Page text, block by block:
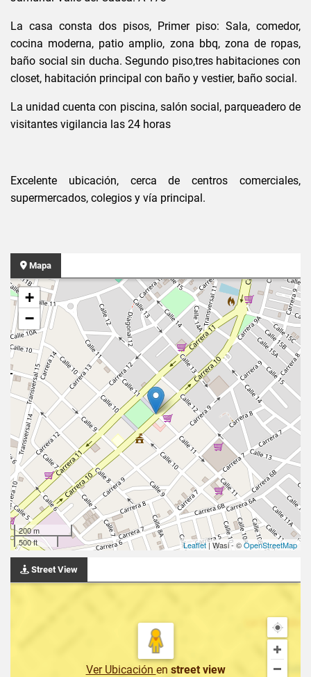
La casa consta dos pisos, Primer piso: Sala, comedor,
cocina moderna, patio amplio, zona bbq, zona de ropas,
baño social sin ducha. Segundo piso,tres habitaciones con
closet, habitación principal con baño y vestier, baño social.
La unidad cuenta con piscina, salón social, parqueadero de
visitantes vigilancia las 24 horas
Excelente ubicación, cerca de centros comerciales,
supermercados, colegios y vía principal.
Mapa
+
−
200 m
500 ft
Leaflet| Wasi - ©OpenStreetMap
Street View
Ver Ubicación en street view